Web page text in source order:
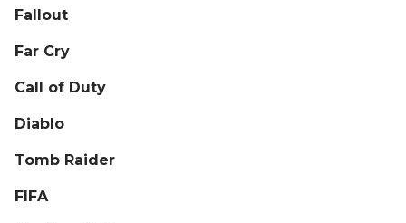
Fallout
Far Cry
Call of Duty
Diablo
Tomb Raider
FIFA